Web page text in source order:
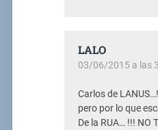
LALO
03/06/2015 a las
Carlos de
pero por lo que
De la RUA… !!! NO